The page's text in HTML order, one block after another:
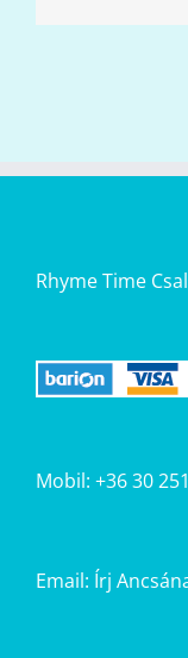
Rhyme Time
Mobil: +36 30
Email: Írj